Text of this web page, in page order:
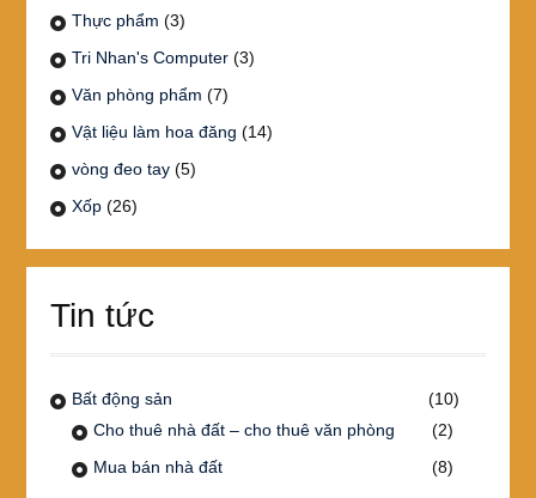
Thực phẩm (3)
Tri Nhan's Computer (3)
Văn phòng phẩm (7)
Vật liệu làm hoa đăng (14)
vòng đeo tay (5)
Xốp (26)
Tin tức
Bất động sản
(10)
Cho thuê nhà đất – cho thuê văn phòng
(2)
Mua bán nhà đất
(8)